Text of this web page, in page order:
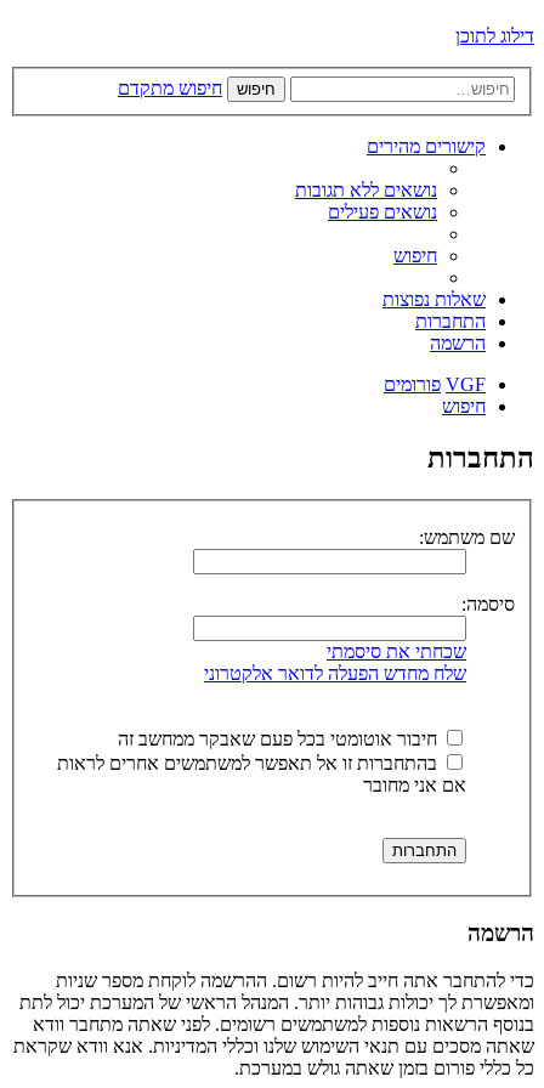
דילוג לתוכן
חיפוש חיפוש מתקדם
קישורים מהירים
נושאים ללא תגובות
נושאים פעילים
חיפוש
שאלות נפוצות
התחברות
הרשמה
VGF פורומים
חיפוש
התחברות
שם משתמש:
סיסמה:
שכחתי את סיסמתי
שלח מחדש הפעלה לדואר אלקטרוני
חיבור אוטומטי בכל פעם שאבקר ממחשב זה
בהתחברות זו אל תאפשר למשתמשים אחרים לראות
אם אני מחובר
הרשמה
כדי להתחבר אתה חייב להיות רשום. ההרשמה לוקחת מספר שניות
ומאפשרת לך יכולות גבוהות יותר. המנהל הראשי של המערכת יכול לתת
בנוסף הרשאות נוספות למשתמשים רשומים. לפני שאתה מתחבר וודא
שאתה מסכים עם תנאי השימוש שלנו וכללי המדיניות. אנא וודא שקראת
כל כללי פורום בזמן שאתה גולש במערכת.